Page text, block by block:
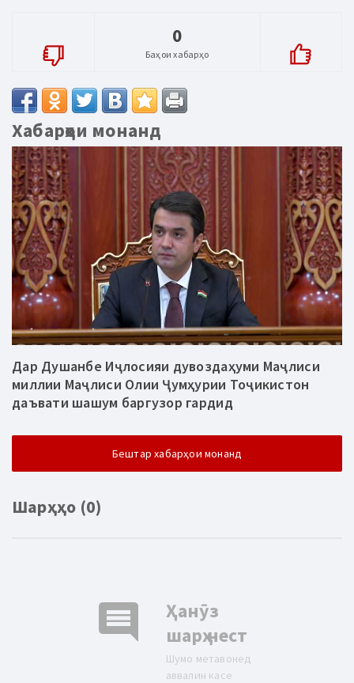
0
Баҳои хабарҳо
Хабарҳои монанд
Дар Душанбе Иҷлосияи дувоздаҳуми Маҷлиси
миллии Маҷлиси Олии Ҷумҳурии Тоҷикистон
даъвати шашум баргузор гардид
Бештар хабарҳои монанд
Шарҳҳо (0)
comment
Ҳанӯз
шарҳ нест
Шумо метавонед
аввалин касе